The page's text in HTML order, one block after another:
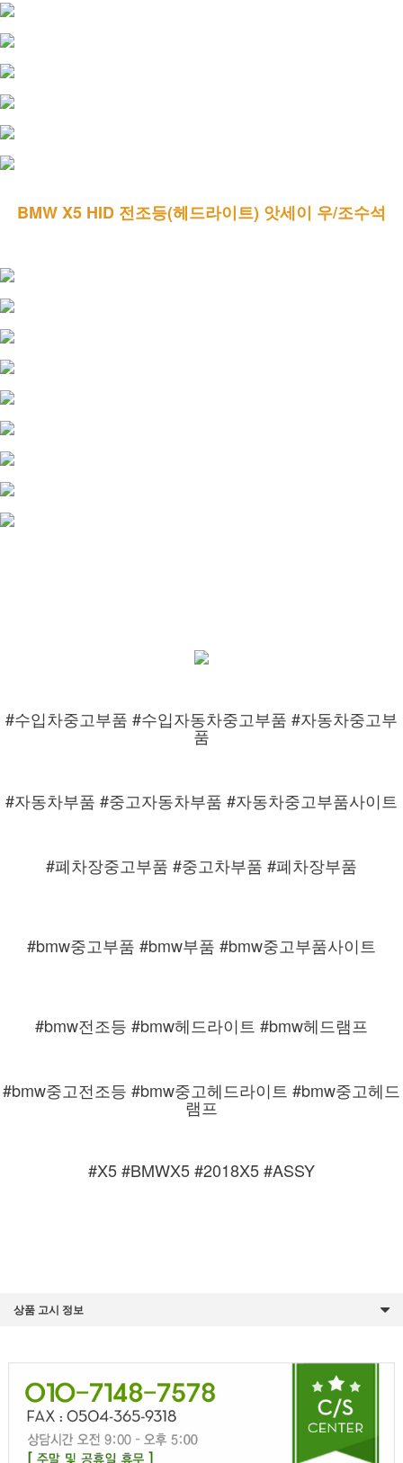
BMW X5 HID 전조등(헤드라이트) 앗세이 우/조수석
#수입차중고부품 #수입자동차중고부품 #자동차중고부
품
#자동차부품 #중고자동차부품 #자동차중고부품사이트
#폐차장중고부품 #중고차부품 #폐차장부품
#bmw중고부품 #bmw부품 #bmw중고부품사이트
#bmw전조등 #bmw헤드라이트 #bmw헤드램프
#bmw중고전조등 #bmw중고헤드라이트 #bmw중고헤드
램프
#X5 #BMWX5 #2018X5 #ASSY
상품 고시 정보